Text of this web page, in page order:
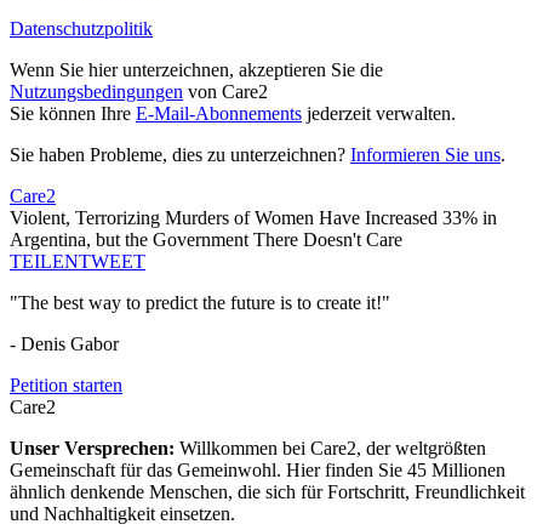
Datenschutzpolitik
Wenn Sie hier unterzeichnen, akzeptieren Sie die
Nutzungsbedingungen von Care2
Sie können Ihre E-Mail-Abonnements jederzeit verwalten.
Sie haben Probleme, dies zu unterzeichnen? Informieren Sie uns.
Care2
Violent, Terrorizing Murders of Women Have Increased 33% in
Argentina, but the Government There Doesn't Care
TEILENTWEET
"The best way to predict the future is to create it!"
- Denis Gabor
Petition starten
Care2
Unser Versprechen: Willkommen bei Care2, der weltgrößten
Gemeinschaft für das Gemeinwohl. Hier finden Sie 45 Millionen
ähnlich denkende Menschen, die sich für Fortschritt, Freundlichkeit
und Nachhaltigkeit einsetzen.